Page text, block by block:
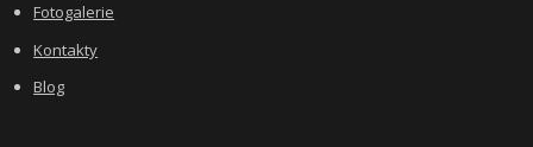
Fotogalerie
Kontakty
Blog